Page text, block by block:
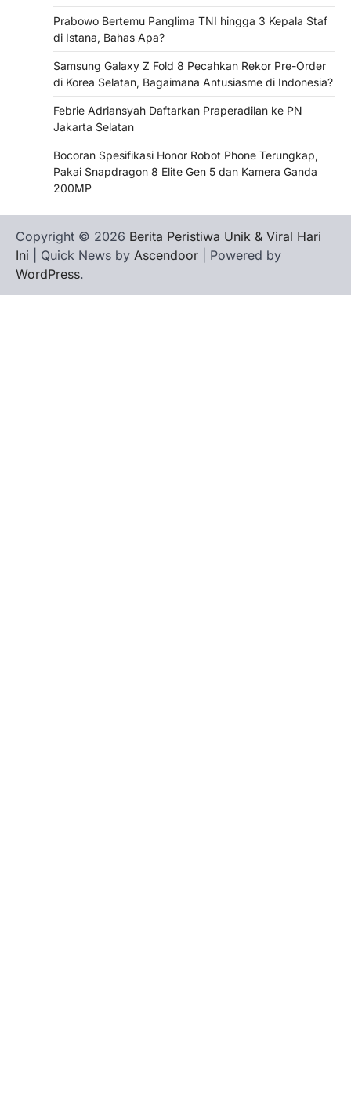
Prabowo Bertemu Panglima TNI hingga 3 Kepala Staf
di Istana, Bahas Apa?
Samsung Galaxy Z Fold 8 Pecahkan Rekor Pre-Order
di Korea Selatan, Bagaimana Antusiasme di Indonesia?
Febrie Adriansyah Daftarkan Praperadilan ke PN
Jakarta Selatan
Bocoran Spesifikasi Honor Robot Phone Terungkap,
Pakai Snapdragon 8 Elite Gen 5 dan Kamera Ganda
200MP
Copyright © 2026 Berita Peristiwa Unik & Viral Hari
Ini | Quick News by Ascendoor | Powered by
WordPress.